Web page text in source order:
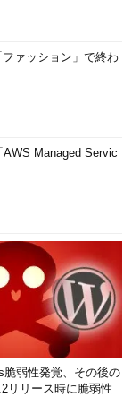
ァッション」で終わ
Managed Servic
脆弱性発覚、その後の
リース時に脆弱性